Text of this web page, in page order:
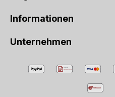
Informationen
Unternehmen